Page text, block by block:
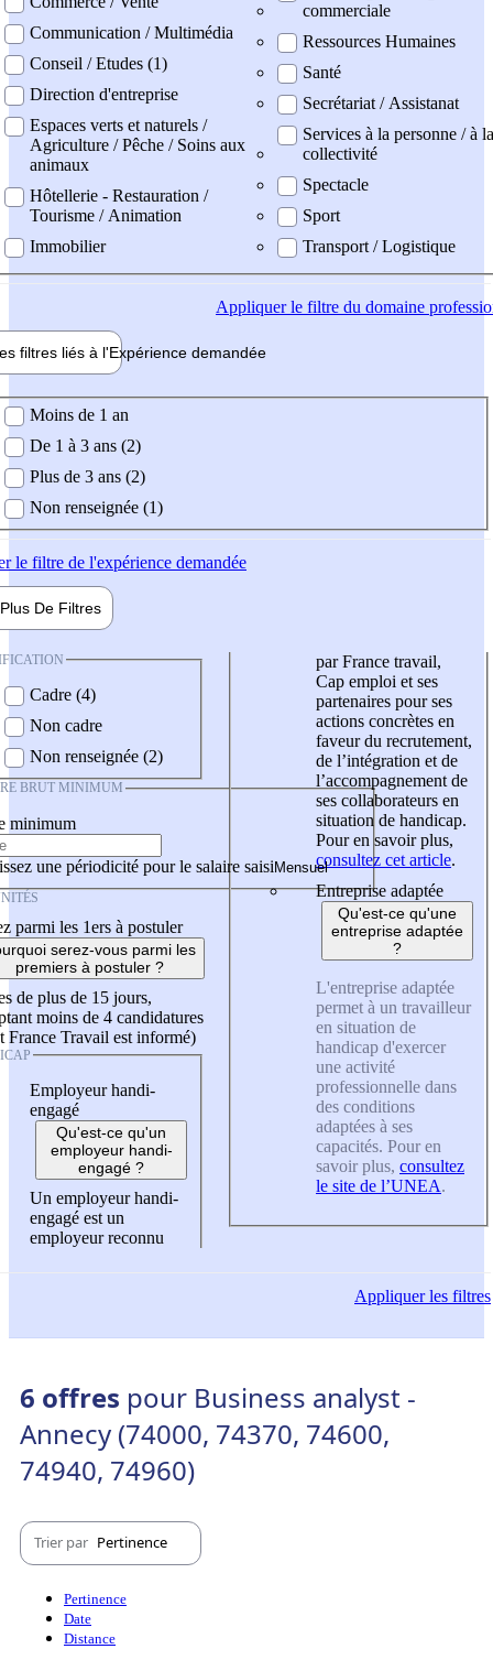
Communication / Multimédia
Conseil / Etudes (1)
Direction d'entreprise
Espaces verts et naturels /
Agriculture / Pêche / Soins aux
animaux
Hôtellerie - Restauration /
Tourisme / Animation
Immobilier
commerciale
Ressources Humaines
Santé
Secrétariat / Assistanat
Services à la personne / à la
collectivité
Spectacle
Sport
Transport / Logistique
Appliquerle filtre du domaine
filtres liés à l'Expérience demandée
demandée
Moins de 1 an
De 1 à 3 ans (2)
Plus de 3 ans (2)
Non renseignée (1)
le filtre de l'expérience demandée
Plus De Filtres
Cadre (4)
Non cadre
Non renseignée (2)
BRUT MINIMUM
minimum
une périodicité pour le salaire saisi
parmi les 1ers à postuler
serez-vous parmi les
premiers à postuler ?
de plus de 15 jours,
moins de 4 candidatures
France Travail est informé)
Employeur handi-
engagé
Qu'est-ce qu'un
employeur handi-
engagé ?
Un employeur handi-
engagé est un
employeur reconnu
par France travail,
Cap emploi et ses
partenaires pour ses
actions concrètes en
faveur du recrutement,
de l’intégration et de
l’accompagnement de
ses collaborateurs en
situation de handicap.
Pour en savoir plus,
consultez cet article.
Entreprise adaptée
Qu'est-ce qu'une
entreprise adaptée
?
L'entreprise adaptée
permet à un travailleur
en situation de
handicap d'exercer
une activité
professionnelle dans
des conditions
adaptées à ses
capacités. Pour en
savoir plus, consultez
le site de l’UNEA.
Appliquerles filtres
6 offres pour Business analyst -
Annecy (74000, 74370, 74600,
74940, 74960)
Trier par Pertinence
Pertinence
Date
Distance